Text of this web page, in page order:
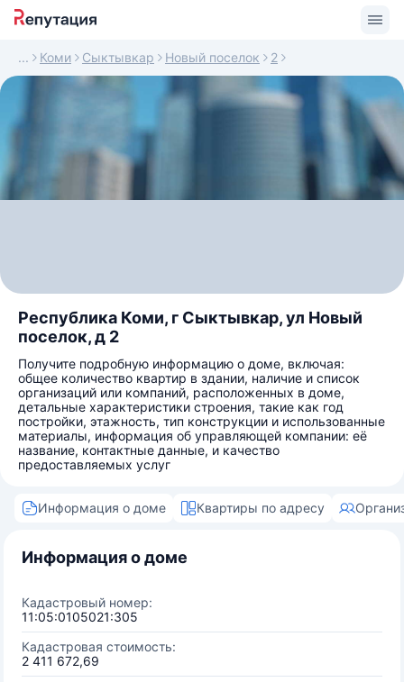
Коми Сыктывкар Новый поселок 2
Республика Коми, г Сыктывкар, ул Новый
поселок, д 2
Получите подробную информацию о доме, включая:
общее количество квартир в здании, наличие и список
организаций или компаний, расположенных в доме,
детальные характеристики строения, такие как год
постройки, этажность, тип конструкции и использованные
материалы, информация об управляющей компании: её
название, контактные данные, и качество
предоставляемых услуг
Информация о доме Квартиры по адресу
Информация о доме
Кадастровый номер:
11:05:0105021:305
Кадастровая стоимость:
2 411 672,69